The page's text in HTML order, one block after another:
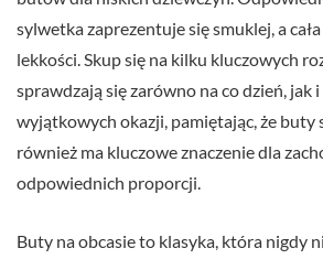
sylwetka zaprezentuje się smuklej, a
lekkości. Skup się na kilku kluczowych
sprawdzają się zarówno na co dzień, jak
wyjątkowych okazji, pamiętając, że buty
również ma kluczowe znaczenie dla
odpowiednich proporcji.
Buty na obcasie to klasyka, która nigdy